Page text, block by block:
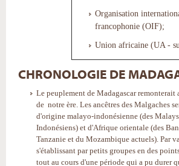
Organisation
francophonie (OIF);
Union africaine (UA -
CHRONOLOGIE DE
Le peuplement de Madagascar
de notre ère. Les ancêtres des Malgaches
d'origine malayo-indonésienne (des
Indonésiens) et d'Afrique orientale (des
Tanzanie et du Mozambique actuels). Par
s'établissant par petits groupes en des
tout au cours d'une période qui a pu durer